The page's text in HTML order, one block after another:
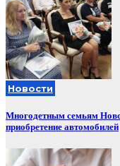
Новости
Многодетным семьям
приобретение автомобилей